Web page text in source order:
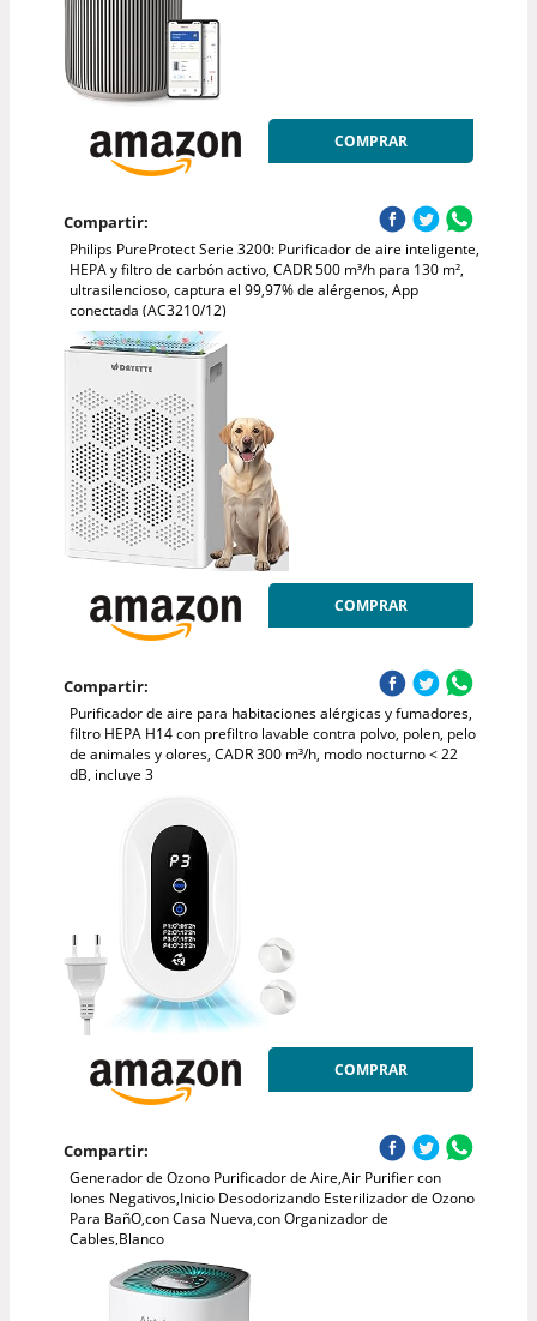
COMPRAR
Compartir:
Philips PureProtect Serie 3200: Purificador de aire inteligente,
HEPA y filtro de carbón activo, CADR 500 m³/h para 130 m²,
ultrasilencioso, captura el 99,97% de alérgenos, App
conectada (AC3210/12)
COMPRAR
Compartir:
Purificador de aire para habitaciones alérgicas y fumadores,
filtro HEPA H14 con prefiltro lavable contra polvo, polen, pelo
de animales y olores, CADR 300 m³/h, modo nocturno < 22
dB, incluye 3
COMPRAR
Compartir:
Generador de Ozono Purificador de Aire,Air Purifier con
Iones Negativos,Inicio Desodorizando Esterilizador de Ozono
Para BañO,con Casa Nueva,con Organizador de
Cables,Blanco